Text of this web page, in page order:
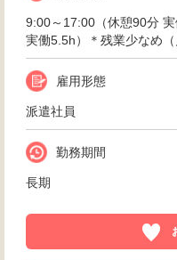
9:00～17:00（休憩90分
実働5.5h）＊残業少なめ（
雇用形態
派遣社員
勤務期間
長期